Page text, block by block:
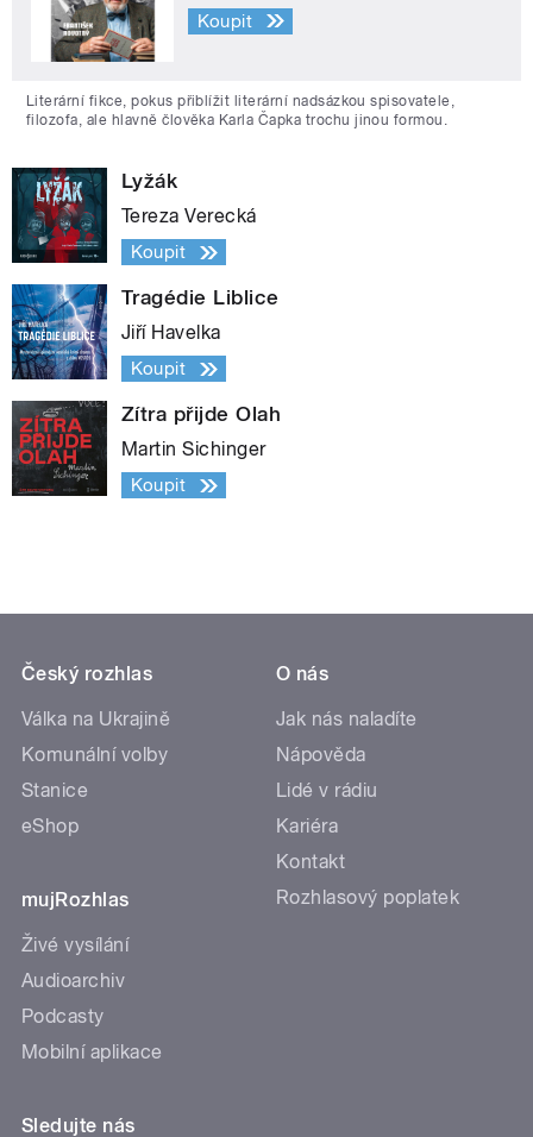
Koupit
Literární fikce, pokus přiblížit literární nadsázkou spisovatele,
filozofa, ale hlavně člověka Karla Čapka trochu jinou formou.
Lyžák
Tereza Verecká
Koupit
Tragédie Liblice
Jiří Havelka
Koupit
Zítra přijde Olah
Martin Sichinger
Koupit
Český rozhlas
Válka na Ukrajině
Komunální volby
Stanice
eShop
mujRozhlas
Živé vysílání
Audioarchiv
Podcasty
Mobilní aplikace
O nás
Jak nás naladíte
Nápověda
Lidé v rádiu
Kariéra
Kontakt
Rozhlasový poplatek
Sledujte nás